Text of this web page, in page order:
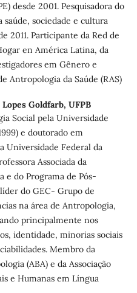
desde 2001. Pesquisadora do
saúde, sociedade e cultura
2011. Participante da Red de
en América Latina, da
em Gênero e
Antropologia da Saúde (RAS)
Goldfarb, UFPB
Social pela Universidade
e doutorado em
Universidade Federal da
Associada da
e do Programa de Pós-
do GEC- Grupo de
na área de Antropologia,
principalmente nos
identidade, minorias sociais
Membro da
(ABA) e da Associação
e Humanas em Língua